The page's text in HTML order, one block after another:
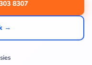
8307
→